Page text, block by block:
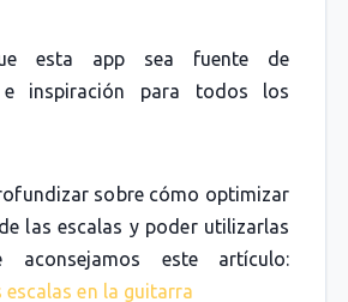
esta app sea fuente de
e inspiración para todos los
sobre cómo optimizar
las escalas y poder utilizarlas
aconsejamos este artículo:
en la guitarra